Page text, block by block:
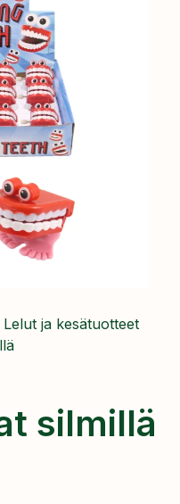
Lelut ja kesätuotteet
silmillä